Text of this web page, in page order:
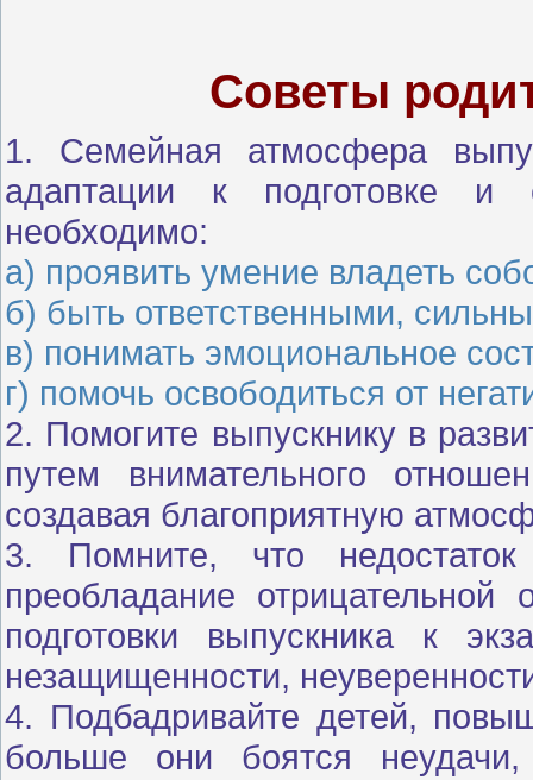
Советы
1. Семейная атмосфера
адаптации к подготовке и
необходимо:
а) проявить умение владеть
б) быть ответственными,
в) понимать эмоциональное
г) помочь освободиться от
2. Помогите выпускнику в
путем внимательного
создавая благоприятную
3. Помните, что недостаток
преобладание
подготовки выпускника к
незащищенности,
4. Подбадривайте детей,
больше они боятся